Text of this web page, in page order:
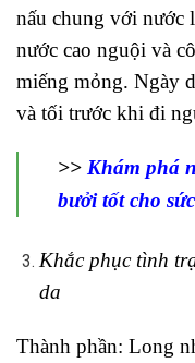
nấu chung với nước
nước cao nguội và
miếng mỏng. Ngày
và tối trước khi đi
>> Khám phá
bưởi tốt cho
Khắc phục tình
da
Thành phần: Long